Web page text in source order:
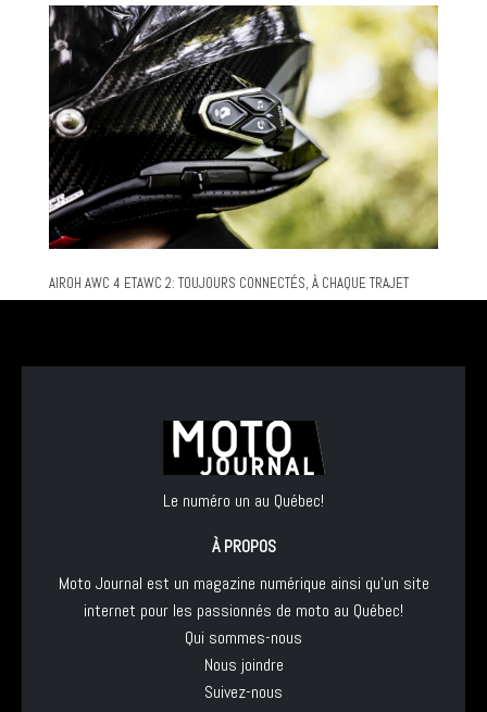
AIROH AWC 4 ETAWC 2: TOUJOURS CONNECTÉS, À CHAQUE TRAJET
Le numéro un au Québec!
À PROPOS
Moto Journal est un magazine numérique ainsi qu'un site
internet pour les passionnés de moto au Québec!
Qui sommes-nous
Nous joindre
Suivez-nous